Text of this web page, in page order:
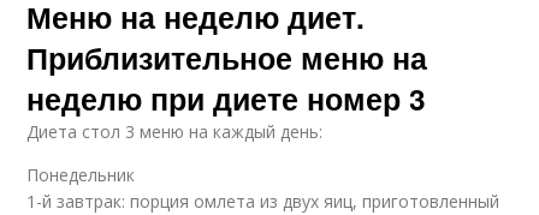
Меню на неделю диет.
Приблизительное меню на
неделю при диете номер 3
Диета стол 3 меню на каждый день:
Понедельник
1-й завтрак: порция омлета из двух яиц, приготовленный